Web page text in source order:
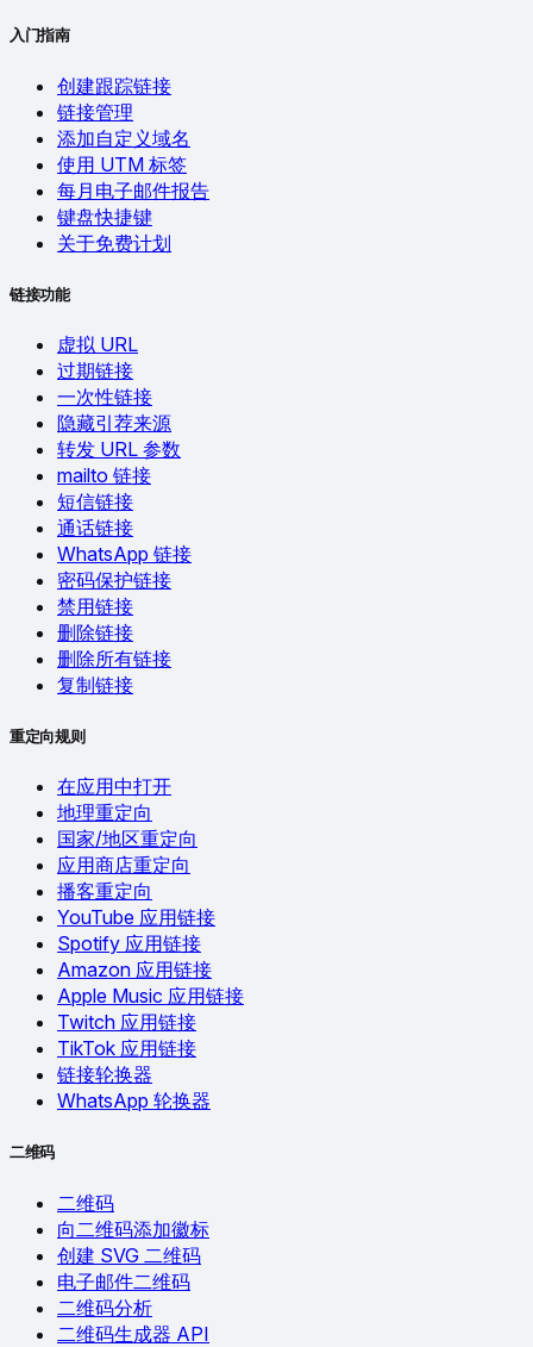
入门指南
创建跟踪链接
链接管理
添加自定义域名
使用 UTM 标签
每月电子邮件报告
键盘快捷键
关于免费计划
链接功能
虚拟 URL
过期链接
一次性链接
隐藏引荐来源
转发 URL 参数
mailto 链接
短信链接
通话链接
WhatsApp 链接
密码保护链接
禁用链接
删除链接
删除所有链接
复制链接
重定向规则
在应用中打开
地理重定向
国家/地区重定向
应用商店重定向
播客重定向
YouTube 应用链接
Spotify 应用链接
Amazon 应用链接
Apple Music 应用链接
Twitch 应用链接
TikTok 应用链接
链接轮换器
WhatsApp 轮换器
二维码
二维码
向二维码添加徽标
创建 SVG 二维码
电子邮件二维码
二维码分析
二维码生成器 API